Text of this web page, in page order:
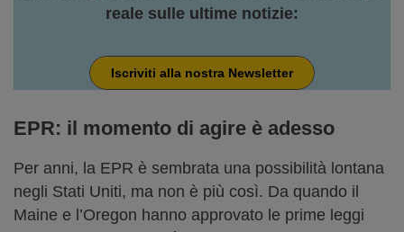
reale sulle ultime notizie:
Iscriviti alla nostra Newsletter
EPR: il momento di agire è adesso
Per anni, la EPR è sembrata una possibilità lontana
negli Stati Uniti, ma non è più così. Da quando il
Maine e l’Oregon hanno approvato le prime leggi